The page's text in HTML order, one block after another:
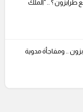
طرابزون ؟ .. "الملك
.. ومفاجأة مدوية